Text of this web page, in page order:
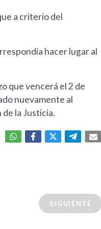
a criterio del
hacer lugar al
que vencerá el 2 de
nuevamente al
la Justicia.
SIGUIENTE